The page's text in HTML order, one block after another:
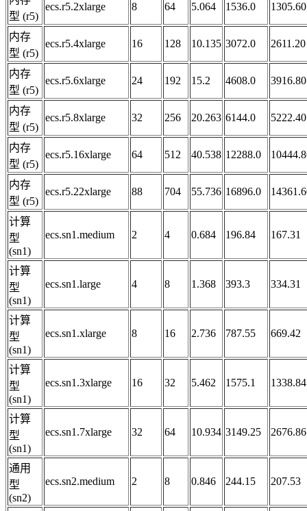
型 (r5)
ecs.r5.2xlarge 8 64 5.064 1536.0 1305.60
内存
型 (r5)
ecs.r5.4xlarge 16 128 10.135 3072.0 2611.20
内存
型 (r5)
ecs.r5.6xlarge 24 192 15.2 4608.0 3916.80
内存
型 (r5)
ecs.r5.8xlarge 32 256 20.263 6144.0 5222.40
内存
型 (r5)
ecs.r5.16xlarge 64 512 40.538 12288.0
内存
型 (r5)
ecs.r5.22xlarge 88 704 55.736 16896.0
计算
型
(sn1)
ecs.sn1.medium 2 4 0.684 196.84 167.31
计算
型
(sn1)
ecs.sn1.large 4 8 1.368 393.3 334.31
计算
型
(sn1)
ecs.sn1.xlarge 8 16 2.736 787.55 669.42
计算
型
(sn1)
ecs.sn1.3xlarge 16 32 5.462 1575.1 1338.84
计算
型
(sn1)
ecs.sn1.7xlarge 32 64 10.934 3149.25 2676.86
通用
型
(sn2)
ecs.sn2.medium 2 8 0.846 244.15 207.53